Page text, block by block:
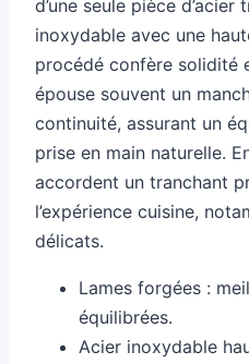
d’une seule pièce
inoxydable avec une
procédé confère solidité
épouse souvent un
continuité, assurant un
prise en main naturelle.
accordent un tranchant
l’expérience cuisine,
délicats.
Lames forgées :
équilibrées.
Acier inoxydable